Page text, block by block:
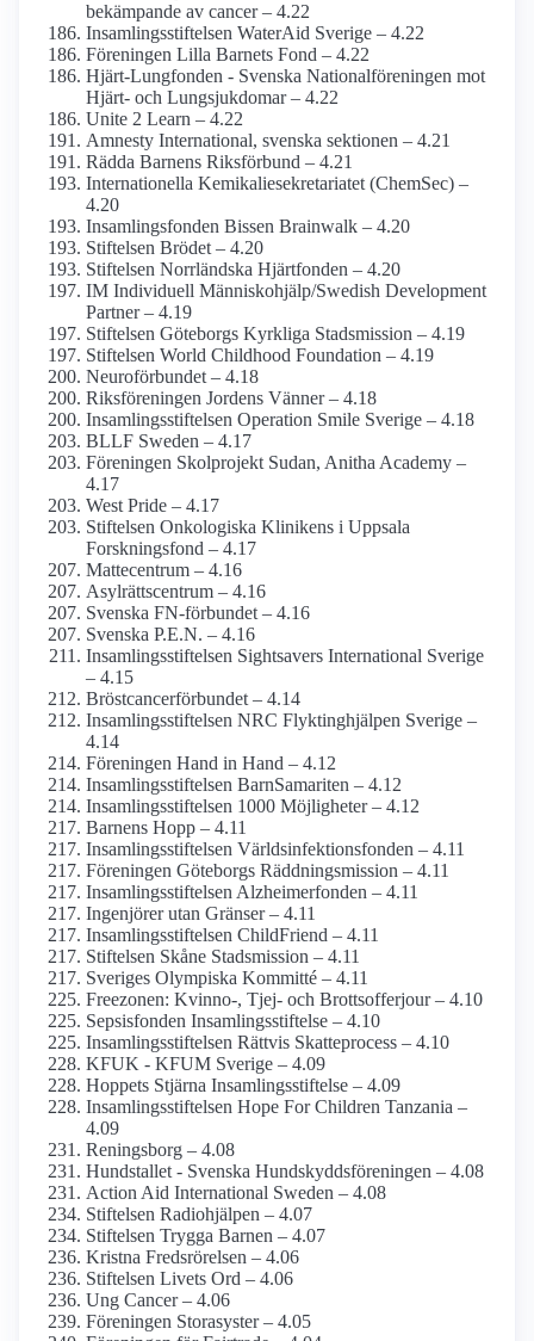
bekämpande av cancer – 4.22
Insamlings­stiftelsen WaterAid Sverige – 4.22
Föreningen Lilla Barnets Fond – 4.22
Hjärt-Lungfonden - Svenska National­föreningen mot
Hjärt- och Lung­sjukdomar – 4.22
Unite 2 Learn – 4.22
Amnesty International, svenska sektionen – 4.21
Rädda Barnens Riksförbund – 4.21
Internationella Kemikalie­sekretariatet (ChemSec) –
4.20
Insamlings­fonden Bissen Brainwalk – 4.20
Stiftelsen Brödet – 4.20
Stiftelsen Norrländska Hjärtfonden – 4.20
IM Individuell Människohjälp/­Swedish Development
Partner – 4.19
Stiftelsen Göteborgs Kyrkliga Stads­mission – 4.19
Stiftelsen World Childhood Foundation – 4.19
Neuro­förbundet – 4.18
Riksföreningen Jordens Vänner – 4.18
Insamlings­stiftelsen Operation Smile Sverige – 4.18
BLLF Sweden – 4.17
Föreningen Skolprojekt Sudan, Anitha Academy –
4.17
West Pride – 4.17
Stiftelsen Onkologiska Klinikens i Uppsala
Forskningsfond – 4.17
Mattecentrum – 4.16
Asylrättscentrum – 4.16
Svenska FN-förbundet – 4.16
Svenska P.E.N. – 4.16
Insamlings­stiftelsen Sightsavers International Sverige
– 4.15
Bröstcancer­förbundet – 4.14
Insamlings­stiftelsen NRC Flyktinghjälpen Sverige –
4.14
Föreningen Hand in Hand – 4.12
Insamlings­stiftelsen BarnSamariten – 4.12
Insamlingsstiftelsen 1000 Möjligheter – 4.12
Barnens Hopp – 4.11
Insamlings­stiftelsen Världsinfektions­fonden – 4.11
Föreningen Göteborgs Räddnings­mission – 4.11
Insamlings­stiftelsen Alzheimer­fonden – 4.11
Ingenjörer utan Gränser – 4.11
Insamlings­stiftelsen ChildFriend – 4.11
Stiftelsen Skåne Stadsmission – 4.11
Sveriges Olympiska Kommitté – 4.11
Freezonen: Kvinno-, Tjej- och Brottsofferjour – 4.10
Sepsisfonden Insamlings­stiftelse – 4.10
Insamlings­stiftelsen Rättvis Skatteprocess – 4.10
KFUK - KFUM Sverige – 4.09
Hoppets Stjärna Insamlings­stiftelse – 4.09
Insamlings­stiftelsen Hope For Children Tanzania –
4.09
Reningsborg – 4.08
Hundstallet - Svenska Hundskydds­föreningen – 4.08
Action Aid International Sweden – 4.08
Stiftelsen Radiohjälpen – 4.07
Stiftelsen Trygga Barnen – 4.07
Kristna Fredsrörelsen – 4.06
Stiftelsen Livets Ord – 4.06
Ung Cancer – 4.06
Föreningen Storasyster – 4.05